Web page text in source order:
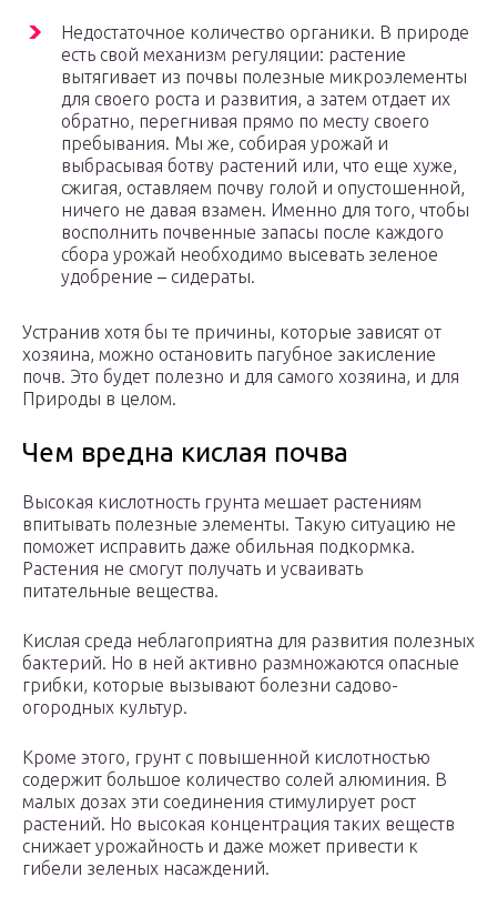
Недостаточное количество органики. В природе
есть свой механизм регуляции: растение
вытягивает из почвы полезные микроэлементы
для своего роста и развития, а затем отдает их
обратно, перегнивая прямо по месту своего
пребывания. Мы же, собирая урожай и
выбрасывая ботву растений или, что еще хуже,
сжигая, оставляем почву голой и опустошенной,
ничего не давая взамен. Именно для того, чтобы
восполнить почвенные запасы после каждого
сбора урожай необходимо высевать зеленое
удобрение – сидераты.
Устранив хотя бы те причины, которые зависят от
хозяина, можно остановить пагубное закисление
почв. Это будет полезно и для самого хозяина, и для
Природы в целом.
Чем вредна кислая почва
Высокая кислотность грунта мешает растениям
впитывать полезные элементы. Такую ситуацию не
поможет исправить даже обильная подкормка.
Растения не смогут получать и усваивать
питательные вещества.
Кислая среда неблагоприятна для развития полезных
бактерий. Но в ней активно размножаются опасные
грибки, которые вызывают болезни садово-
огородных культур.
Кроме этого, грунт с повышенной кислотностью
содержит большое количество солей алюминия. В
малых дозах эти соединения стимулирует рост
растений. Но высокая концентрация таких веществ
снижает урожайность и даже может привести к
гибели зеленых насаждений.